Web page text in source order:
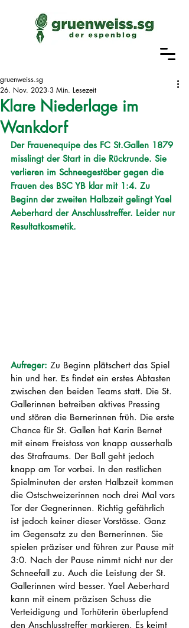
Klare Niederlage im
Wankdorf
gruenweiss.sg
26. Nov. 2023 3 Min. Lesezeit
Der Frauenequipe des FC St.Gallen 1879
misslingt der Start in die Rückrunde. Sie
verlieren im Schneegestöber gegen die
Frauen des BSC YB klar mit 1:4. Zu
Beginn der zweiten Halbzeit gelingt Yael
Aeberhard der Anschlusstreffer. Leider nur
Resultatkosmetik.
Aufreger: Zu Beginn plätschert das Spiel
hin und her. Es findet ein erstes Abtasten
zwischen den beiden Teams statt. Die St.
Gallerinnen betreiben aktives Pressing
und stören die Bernerinnen früh. Die erste
Chance für St. Gallen hat Karin Bernet
mit einem Freistoss von knapp ausserhalb
des Strafraums. Der Ball geht jedoch
knapp am Tor vorbei. In den restlichen
Spielminuten der ersten Halbzeit kommen
die Ostschweizerinnen noch drei Mal vors
Tor der Gegnerinnen. Richtig gefährlich
ist jedoch keiner dieser Vorstösse. Ganz
im Gegensatz zu den Bernerinnen. Sie
spielen präziser und führen zur Pause mit
3:0. Nach der Pause nimmt nicht nur der
Schneefall zu. Auch die Leistung der St.
Gallerinnen wird besser. Yael Aeberhard
kann mit einem präzisen Schuss die
Verteidigung und Torhüterin überlupfend
den Anschlusstreffer markieren. Es keimt